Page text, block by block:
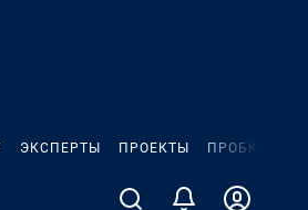
ЭКСПЕРТЫ ПРОЕКТЫ ПРОБКИ